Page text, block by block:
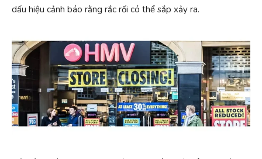
dấu hiệu cảnh báo rằng rắc rối có thể sắp xảy ra.